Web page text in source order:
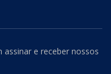
assinar e receber nossos